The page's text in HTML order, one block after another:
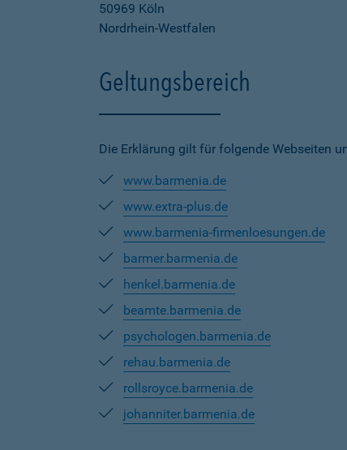
50969 Köln
Nordrhein-Westfalen
Geltungsbereich
Die Erklärung gilt für folgende Webseiten
www.barmenia.de
www.extra-plus.de
www.barmenia-firmenloesungen.de
barmer.barmenia.de
henkel.barmenia.de
beamte.barmenia.de
psychologen.barmenia.de
rehau.barmenia.de
rollsroyce.barmenia.de
johanniter.barmenia.de